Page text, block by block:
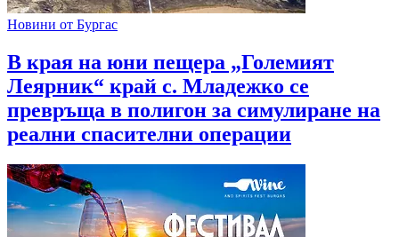
Новини от Бургас
В края на юни пещера „Големият
Леярник“ край с. Младежко се
превръща в полигон за симулиране на
реални спасителни операции